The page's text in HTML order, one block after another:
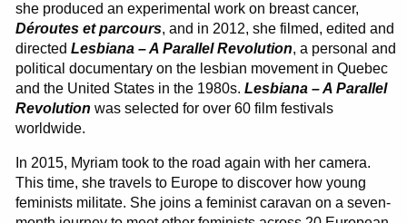
she produced an experimental work on breast cancer,
Déroutes et parcours, and in 2012, she filmed, edited and
directedLesbiana – A Parallel Revolution, a personal and
political documentary on the lesbian movement in Quebec
and the United States in the 1980s.Lesbiana – A Parallel
Revolution was selected for over 60 film festivals
worldwide.
In 2015, Myriam took to the road again with her camera.
This time, she travels to Europe to discover how young
feminists militate. She joins a feminist caravan on a seven-